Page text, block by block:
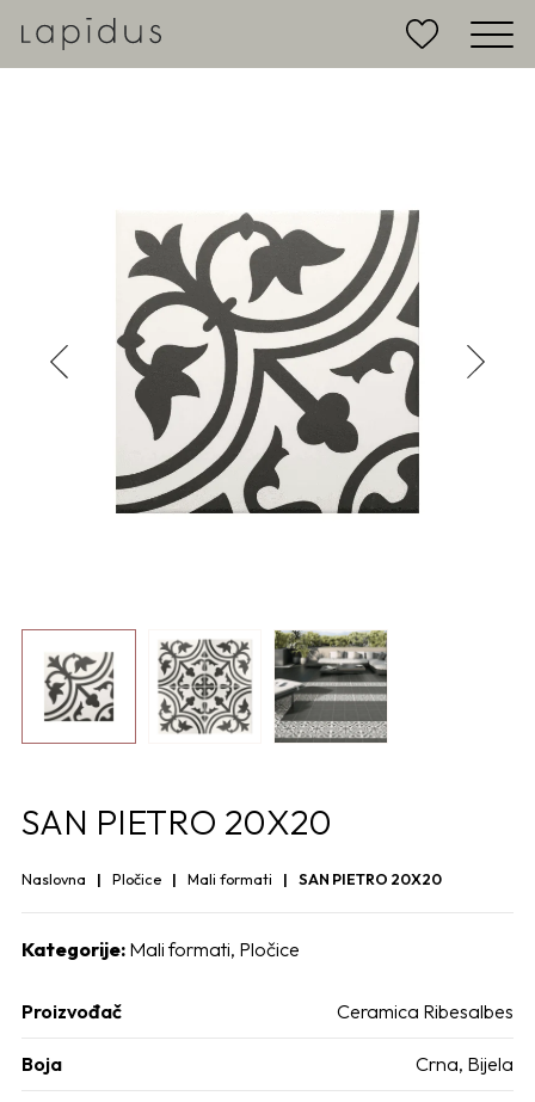
SAN PIETRO 20X20
Naslovna Pločice Mali formati SAN PIETRO 20X20
Kategorije: Mali formati, Pločice
Proizvođač Ceramica Ribesalbes
Boja Crna, Bijela